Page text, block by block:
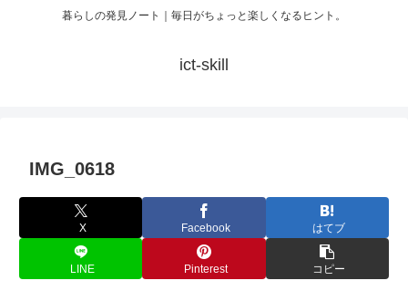
暮らしの発見ノート｜毎日がちょっと楽しくなるヒント。
ict-skill
IMG_0618
X Facebook はてブ
LINE Pinterest コピー